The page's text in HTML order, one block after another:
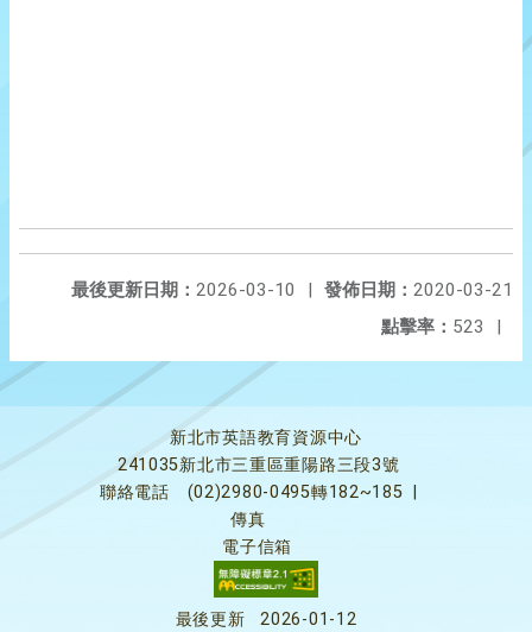
發佈日期： 2020-03-21
最後更新日期： 2026-03-10
|
點擊率： 523 |
新北市英語教育資源中心
241035新北市三重區重陽路三段3號
聯絡電話
(02)2980-0495轉182~185
傳真
電子信箱
最後更新 2026-01-12